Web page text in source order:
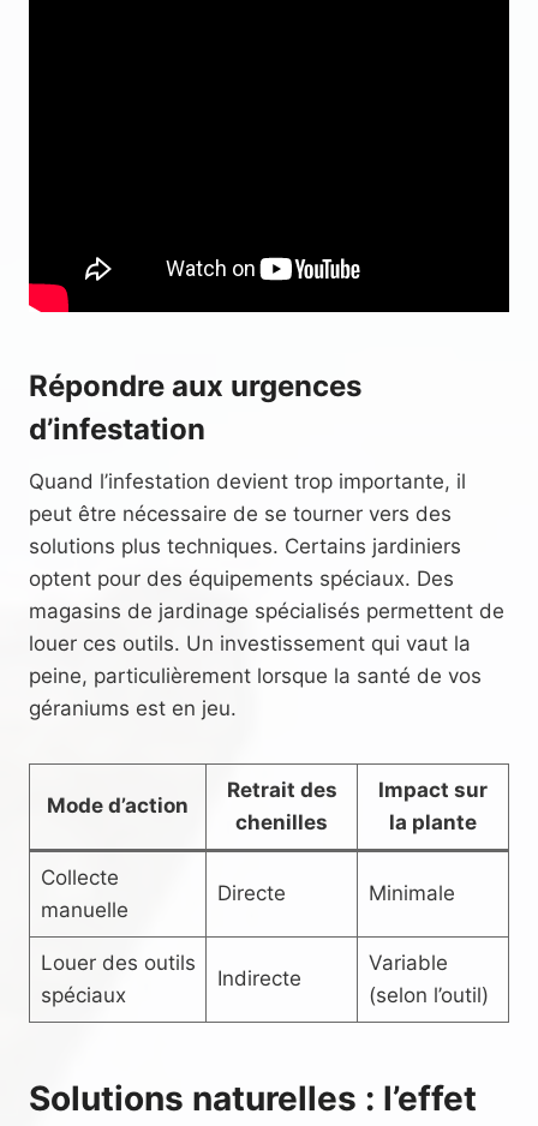
Répondre aux urgences
d’infestation
Quand l’infestation devient trop importante, il
peut être nécessaire de se tourner vers des
solutions plus techniques. Certains jardiniers
optent pour des équipements spéciaux. Des
magasins de jardinage spécialisés permettent de
louer ces outils. Un investissement qui vaut la
peine, particulièrement lorsque la santé de vos
géraniums est en jeu.
Mode d’action
Retrait des
chenilles
Impact sur
la plante
Collecte
manuelle
Directe Minimale
Louer des outils
spéciaux
Indirecte
Variable
(selon l’outil)
Solutions naturelles : l’effet